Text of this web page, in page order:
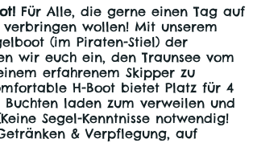
Für Alle, die gerne einen Tag auf
wollen! Mit unserem
(im Piraten-Stiel) der
wir euch ein, den Traunsee vom
erfahrenem Skipper zu
H-Boot bietet Platz für 4
Buchten laden zum verweilen und
Segel-Kenntnisse notwendig!
& Verpflegung, auf